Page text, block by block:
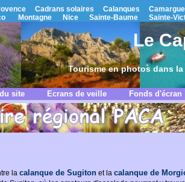
Cadrans solaires Calanques Camargue
Montagne Nice Sainte-Baume Sainte-
Le
Tourisme en photos dans
site Ecrans de veille Fonds d'écran
la calanque de Sugitonet la calanque de